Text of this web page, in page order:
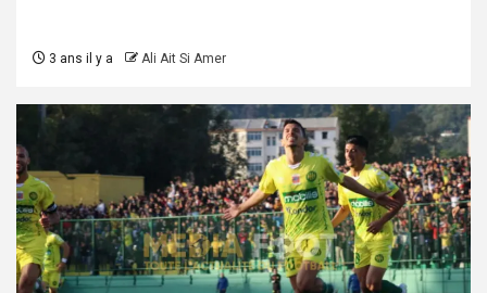
3 ans il y a Ali Ait Si Amer